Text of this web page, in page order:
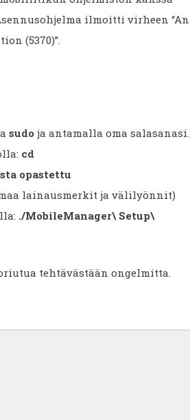
ilmoitti virheen “An
(5370)”.
sudo ja antamalla oma salasanasi.
cd
opastettu
lainausmerkit ja välilyönnit)
./MobileManager\ Setup\
tehtävästään ongelmitta.